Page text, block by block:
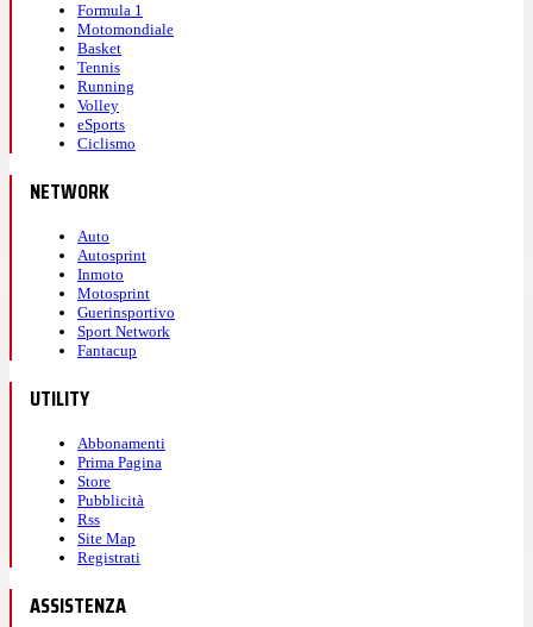
Formula 1
Motomondiale
Basket
Tennis
Running
Volley
eSports
Ciclismo
NETWORK
Auto
Autosprint
Inmoto
Motosprint
Guerinsportivo
Sport Network
Fantacup
UTILITY
Abbonamenti
Prima Pagina
Store
Pubblicità
Rss
Site Map
Registrati
ASSISTENZA